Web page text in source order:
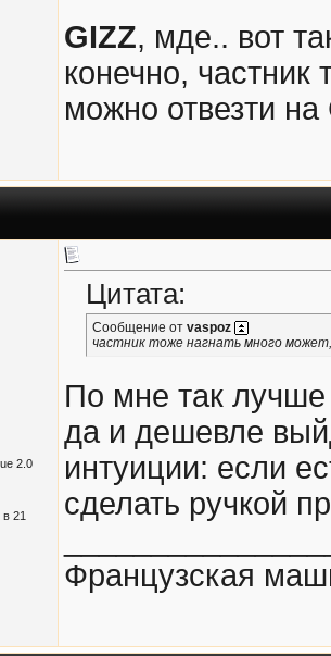
GIZZ, мде.. вот
конечно, частник
можно отвезти
2.0
21
Цитата:
Сообщение от vaspoz
частник тоже нагнать много
По мне так лучше
да и дешевле
интуиции: если
сделать ручкой
Французская